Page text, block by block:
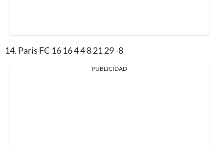
14. Paris FC 16 16 4 4 8 21 29 -8
PUBLICIDAD